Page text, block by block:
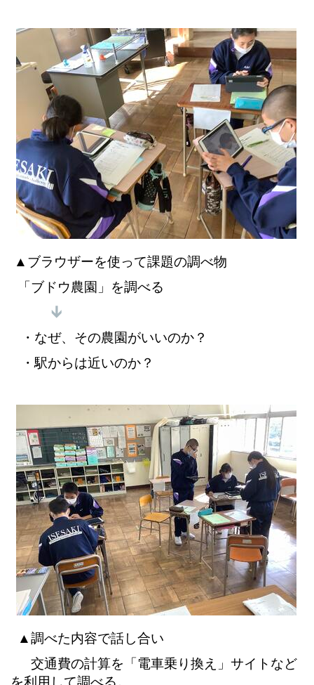
▲ブラウザーを使って課題の調べ物
「ブドウ農園」を調べる
・なぜ、その農園がいいのか？
・駅からは近いのか？
▲調べた内容で話し合い
交通費の計算を「電車乗り換え」サイトなど
を利用して調べる。